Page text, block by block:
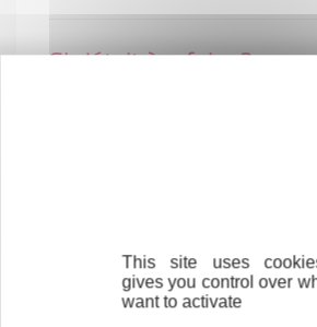
Si c'était à refaire ?
Contactez-nous !
This site uses
gives you control over
want to activate